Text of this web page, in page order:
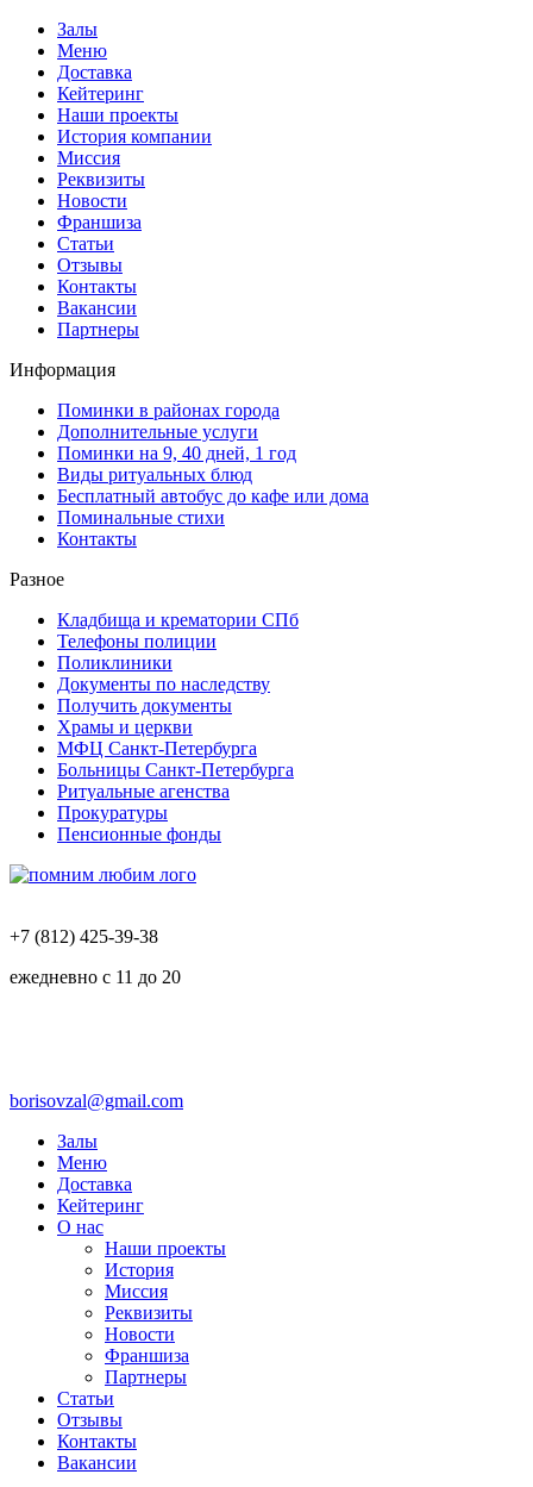
Залы
Меню
Доставка
Кейтеринг
Наши проекты
История компании
Миссия
Реквизиты
Новости
Франшиза
Статьи
Отзывы
Контакты
Вакансии
Партнеры
Информация
Поминки в районах города
Дополнительные услуги
Поминки на 9, 40 дней, 1 год
Виды ритуальных блюд
Бесплатный автобус до кафе или дома
Поминальные стихи
Контакты
Разное
Кладбища и крематории СПб
Телефоны полиции
Поликлиники
Документы по наследству
Получить документы
Храмы и церкви
МФЦ Санкт-Петербурга
Больницы Санкт-Петербурга
Ритуальные агенства
Прокуратуры
Пенсионные фонды
+7 (812) 425-39-38
ежедневно с 11 до 20
borisovzal@gmail.com
Залы
Меню
Доставка
Кейтеринг
О нас
Наши проекты
История
Миссия
Реквизиты
Новости
Франшиза
Партнеры
Статьи
Отзывы
Контакты
Вакансии